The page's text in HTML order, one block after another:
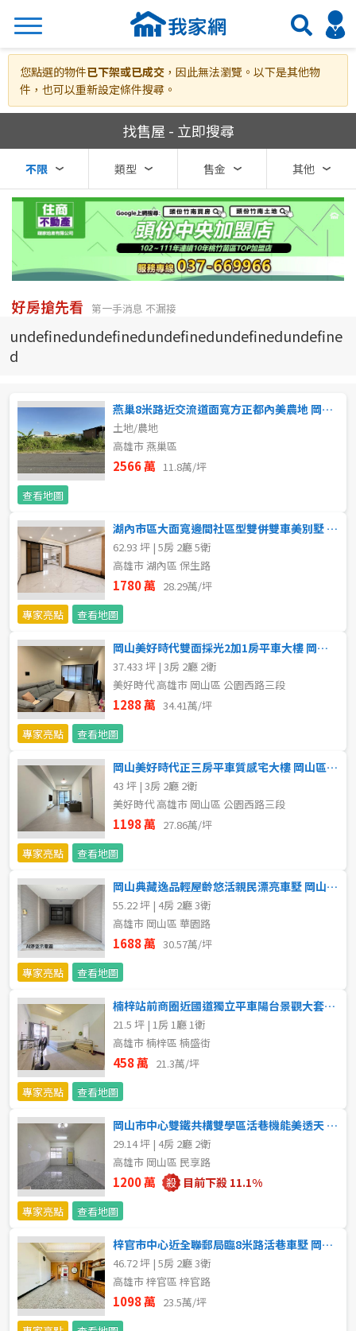
搜尋
縣市
台北市
基隆市
宜蘭縣
桃園市
新竹市
苗栗縣
台中市
彰化縣
南投縣
雲林縣
嘉義市
嘉義縣
台南市
高雄市
屏東縣
台東縣
花蓮縣
金門連江
區域
不限
類型(可複選)
不拘 公寓 電梯大樓
別墅
農舍 辦公 店面
廠辦 倉庫 土地
坪數
不拘
20坪以下
20~30 坪
40~50 坪
60~70 坪 70~80 坪
80坪以上
~ 坪
樓層
不拘
1樓 2樓
3樓
5~10樓
21樓以上
~ 樓
格局
不拘
2房
您點選的物件已下架或已成交 ，因此無法瀏覽。以下是其他物
件，也可以重新設定條件搜尋。
我家網房屋買賣
找售屋 - 立即搜尋
不限 類型 售金 其他
好房搶先看 第一手消息 不漏接
undefinedundefinedundefinedundefinedundefine
d
燕巢8米路近交流道面寬方正都內美農地 岡山區買賣房
土地/農地
高雄市 燕巢區
2566 萬 11.8萬/坪
查看地圖
湖內市區大面寬邊間社區型雙併雙車美別墅 岡山區買賣房
62.93 坪 | 5房 2廳 5衛
高雄市 湖內區 保生路
1780 萬 28.29萬/坪
專家亮點
查看地圖
岡山美好時代雙面採光2加1房平車大樓 岡山區買賣房
37.433 坪 | 3房 2廳 2衛
美好時代 高雄市 岡山區 公園西路三段
1288 萬 34.41萬/坪
專家亮點
查看地圖
岡山美好時代正三房平車質感宅大樓 岡山區買賣房
43 坪 | 3房 2廳 2衛
美好時代 高雄市 岡山區 公園西路三段
1198 萬 27.86萬/坪
專家亮點
查看地圖
岡山典藏逸品輕屋齡悠活親民漂亮車墅 岡山區買賣房
55.22 坪 | 4房 2廳 3衛
高雄市 岡山區 華園路
1688 萬 30.57萬/坪
專家亮點
查看地圖
楠梓站前商圈近國道獨立平車陽台景觀大套房 岡山區買賣房
21.5 坪 | 1房 1廳 1衛
高雄市 楠梓區 楠盛街
458 萬 21.3萬/坪
專家亮點
查看地圖
岡山市中心雙鐵共構雙學區活巷機能美透天 岡山區買賣房
29.14 坪 | 4房 2廳 2衛
高雄市 岡山區 民享路
1200 萬 目前下殺 11.1%
專家亮點 查看地圖
梓官市中心近全聯郵局臨8米路活巷車墅 岡山區買賣房
46.72 坪 | 5房 2廳 3衛
高雄市 梓官區 梓官路
1098 萬 23.5萬/坪